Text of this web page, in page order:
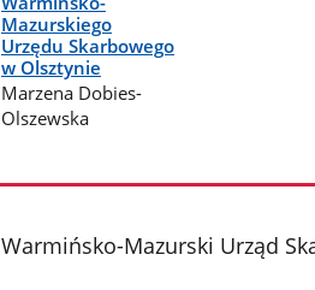
Mazurskiego
Urzędu Skarbowego
w Olsztynie
Marzena Dobies-
Olszewska
stopka
Warmińsko-Mazurski Urząd